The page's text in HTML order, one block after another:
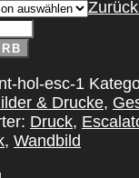
hol-esc-1
& Drucke,
Druck,
, Wandbild